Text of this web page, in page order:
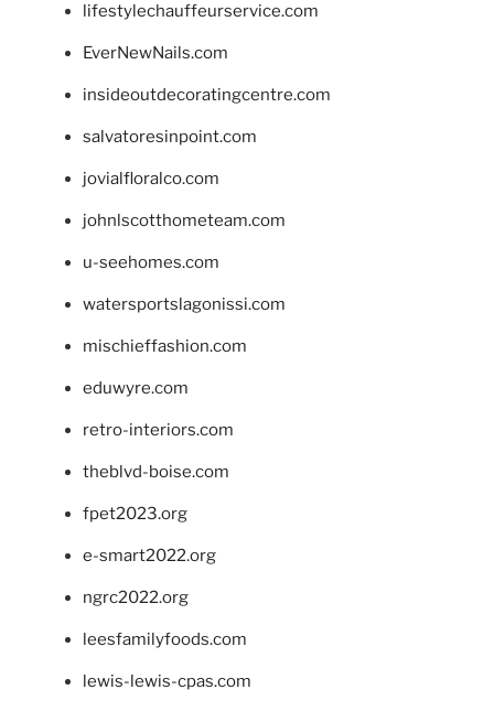
lifestylechauffeurservice.com
EverNewNails.com
insideoutdecoratingcentre.com
salvatoresinpoint.com
jovialfloralco.com
johnlscotthometeam.com
u-seehomes.com
watersportslagonissi.com
mischieffashion.com
eduwyre.com
retro-interiors.com
theblvd-boise.com
fpet2023.org
e-smart2022.org
ngrc2022.org
leesfamilyfoods.com
lewis-lewis-cpas.com